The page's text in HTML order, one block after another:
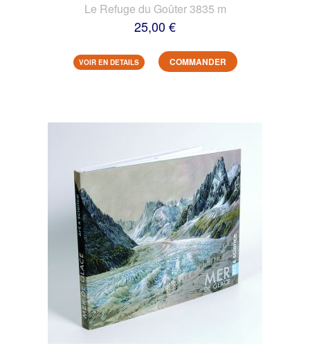
Le Refuge du Goûter 3835 m
25,00 €
VOIR EN DETAILS COMMANDER